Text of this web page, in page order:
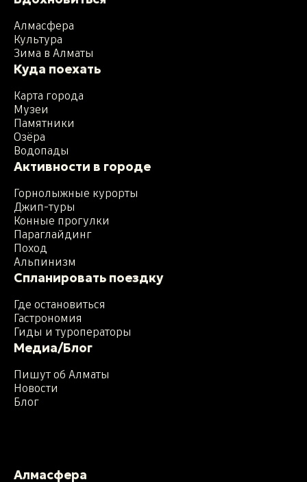
Алмасфера
Культура
Зима в Алматы
Куда поехать
Карта города
Музеи
Памятники
Озёра
Водопады
Активности в городе
Горнолыжные курорты
Джип-туры
Конные прогулки
Параглайдинг
Поход
Альпинизм
Спланировать поездку
Где остановиться
Гастрономия
Гиды и туроператоры
Медиа/Блог
Пишут об Алматы
Новости
Блог
Алмасфера